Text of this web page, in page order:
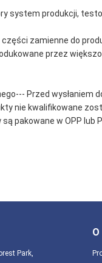
system produkcji,
zamienne do
przez
Przed wysłaniem
nie kwalifikowane
pakowane w OPP lub
Park,
O